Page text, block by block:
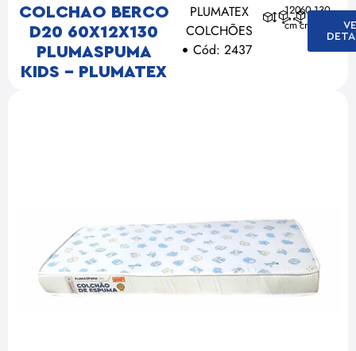
COLCHAO BERCO
D20 60X12X130
PLUMASPUMA
KIDS – PLUMATEX
PLUMATEX
COLCHÕES
Cód: 2437
120
cm
60
cm
130